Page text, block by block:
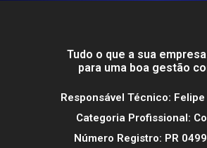
Tudo o que a sua
para uma boa gestão
Responsável Técnico:
Categoria Profissional:
Número Registro: PR